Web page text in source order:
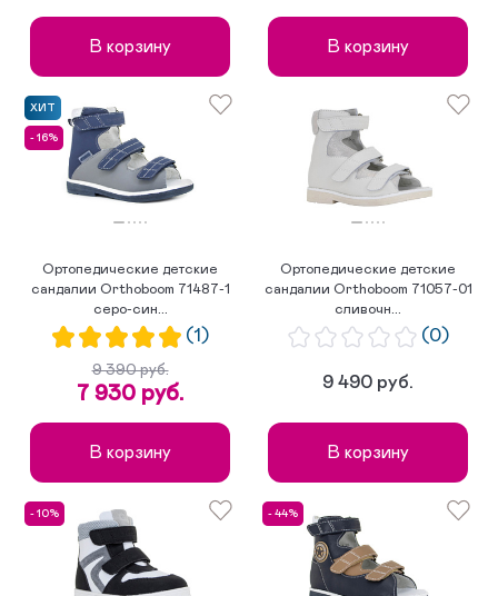
В корзину В корзину
ХИТ
- 16%
Ортопедические детские
сандалии Orthoboom 71487-1
серо-син...
(1)
9 390 руб.
7 930 руб.
В корзину
Ортопедические детские
сандалии Orthoboom 71057-01
сливочн...
(0)
9 490 руб.
В корзину
- 10% - 44%